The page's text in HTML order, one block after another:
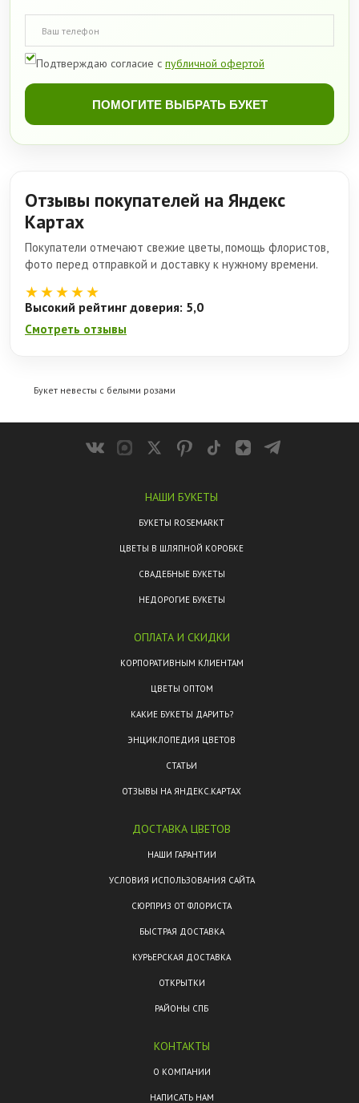
Подтверждаю согласие с публичной офертой
ПОМОГИТЕ ВЫБРАТЬ БУКЕТ
Отзывы покупателей на Яндекс
Картах
Покупатели отмечают свежие цветы, помощь флористов,
фото перед отправкой и доставку к нужному времени.
★★★★★
Высокий рейтинг доверия: 5,0
Смотреть отзывы
Букет невесты с белыми розами
НАШИ БУКЕТЫ
БУКЕТЫ ROSEMARKT
ЦВЕТЫ В ШЛЯПНОЙ КОРОБКЕ
СВАДЕБНЫЕ БУКЕТЫ
НЕДОРОГИЕ БУКЕТЫ
ОПЛАТА И СКИДКИ
КОРПОРАТИВНЫМ КЛИЕНТАМ
ЦВЕТЫ ОПТОМ
КАКИЕ БУКЕТЫ ДАРИТЬ?
ЭНЦИКЛОПЕДИЯ ЦВЕТОВ
СТАТЬИ
ОТЗЫВЫ НА ЯНДЕКС.КАРТАХ
ДОСТАВКА ЦВЕТОВ
НАШИ ГАРАНТИИ
УСЛОВИЯ ИСПОЛЬЗОВАНИЯ САЙТА
СЮРПРИЗ ОТ ФЛОРИСТА
БЫСТРАЯ ДОСТАВКА
КУРЬЕРСКАЯ ДОСТАВКА
ОТКРЫТКИ
РАЙОНЫ СПБ
КОНТАКТЫ
О КОМПАНИИ
НАПИСАТЬ НАМ